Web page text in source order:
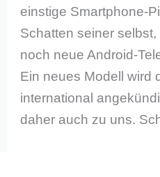
einstige Smartphone-
Schatten seiner
noch neue Android-
Ein neues Modell wird
international
daher auch zu uns.